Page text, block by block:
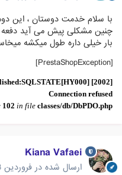
با سلام خدمت دوستان ، این
چنین مشکلی پیش می آید
بار خیلی داره طول میکشه
[2002]
Connection refused
102in fileclasses/db/DbPDO.php
Kiana Vafaei
ارسال شده در فروردین 23، 2018